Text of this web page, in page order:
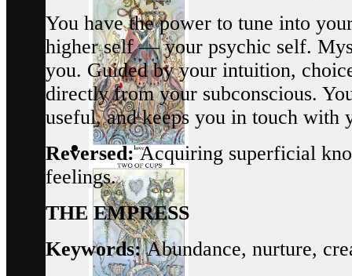
You have the power to tune into
higher self — your psychic self.
you. Guided by your intuition,
directly from your subconscious.
useful, and keeps you in touch with
Reversed:Acquiring superficial
feelings.
THE EMPRESS
Keywords:Abundance, nurture,